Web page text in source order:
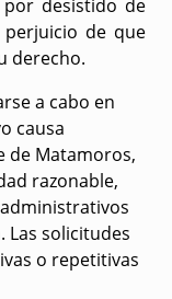
desistido de
de que
derecho.
a cabo en
causa
de Matamoros,
razonable,
solicitudes
o repetitivas